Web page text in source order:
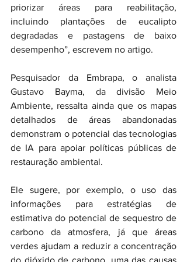
priorizar áreas para reabilitação,
incluindo plantações de eucalipto
degradadas e pastagens de baixo
desempenho”, escrevem no artigo.
Pesquisador da Embrapa, o analista
Gustavo Bayma, da divisão Meio
Ambiente, ressalta ainda que os mapas
detalhados de áreas abandonadas
demonstram o potencial das tecnologias
de IA para apoiar políticas públicas de
restauração ambiental.
Ele sugere, por exemplo, o uso das
informações para estratégias de
estimativa do potencial de sequestro de
carbono da atmosfera, já que áreas
verdes ajudam a reduzir a concentração
do dióxido de carbono, uma das causas